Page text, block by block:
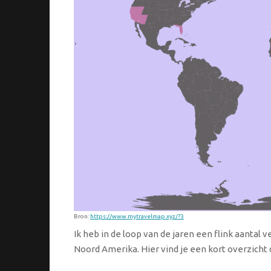
Bron: https://www.mytravelmap.xyz/?3
Ik heb in de loop van de jaren een flink aantal
Noord Amerika. Hier vind je een kort overzicht